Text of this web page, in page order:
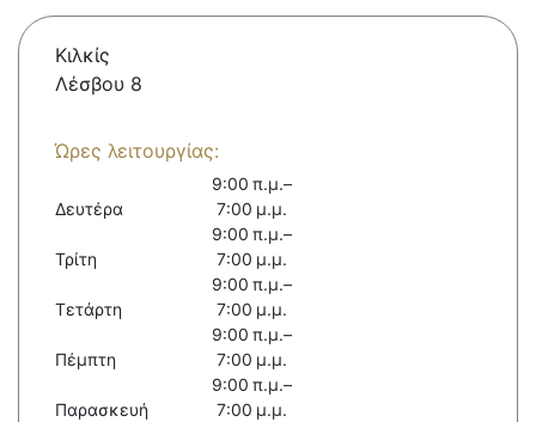
Κιλκίς
Λέσβου 8
Ώρες λειτουργίας:
Δευτέρα
9:00 π.μ.–
7:00 μ.μ.
Τρίτη
9:00 π.μ.–
7:00 μ.μ.
Τετάρτη
9:00 π.μ.–
7:00 μ.μ.
Πέμπτη
9:00 π.μ.–
7:00 μ.μ.
Παρασκευή
9:00 π.μ.–
7:00 μ.μ.